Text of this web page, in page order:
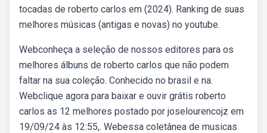
tocadas de roberto carlos em (2024). Ranking de suas
melhores músicas (antigas e novas) no youtube.
Webconheça a seleção de nossos editores para os
melhores álbuns de roberto carlos que não podem
faltar na sua coleção. Conhecido no brasil e na.
Webclique agora para baixar e ouvir grátis roberto
carlos as 12 melhores postado por joselourencojz em
19/09/24 às 12:55,. Webessa coletânea de musicas